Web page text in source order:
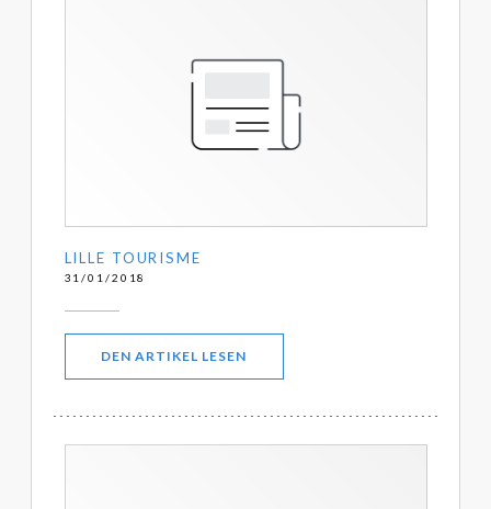
LILLE TOURISME
31/01/2018
DEN ARTIKEL LESEN